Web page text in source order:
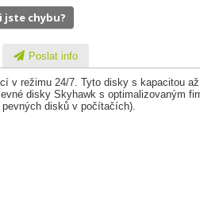
jste chybu?
Poslat info
režimu 24/7. Tyto disky s kapacitou
disky Skyhawk s optimalizovaným
disků v počítačích).